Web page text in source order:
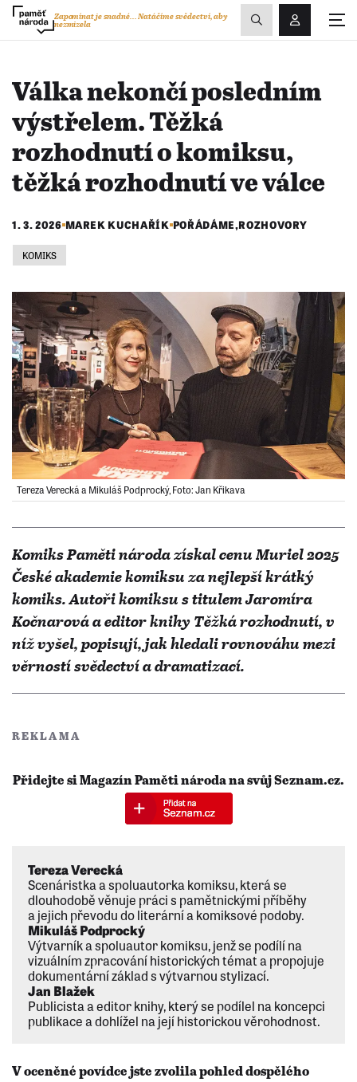
Přihlášení/
Zapomínat je snadné...Natáčíme svědectví, aby
nezmizela
Zobrazit
vyhledávání
Válka nekončí posledním
výstřelem. Těžká
rozhodnutí o komiksu,
těžká rozhodnutí ve válce
1. 3. 2026 MAREK KUCHAŘÍK POŘÁDÁME,ROZHOVORY
KOMIKS
Tereza Verecká a Mikuláš Podprocký, Foto: Jan Křikava
Komiks Paměti národa získal cenu Muriel 2025
České akademie komiksu za nejlepší krátký
komiks. Autoři komiksu s titulem Jaromíra
Kočnarová a editor knihy Těžká rozhodnutí, v
níž vyšel, popisují, jak hledali rovnováhu mezi
věrností svědectví a dramatizací.
REKLAMA
Přidejte si Magazín Paměti národa na svůj Seznam.cz.
Tereza Verecká
Scenáristka a spoluautorka komiksu, která se
dlouhodobě věnuje práci s pamětnickými příběhy
a jejich převodu do literární a komiksové podoby.
Mikuláš Podprocký
Výtvarník a spoluautor komiksu, jenž se podílí na
vizuálním zpracování historických témat a propojuje
dokumentární základ s výtvarnou stylizací.
Jan Blažek
Publicista a editor knihy, který se podílel na koncepci
publikace a dohlížel na její historickou věrohodnost.
V oceněné povídce jste zvolila pohled dospělého